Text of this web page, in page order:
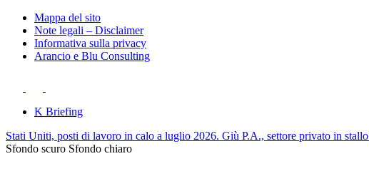
Mappa del sito
Note legali – Disclaimer
Informativa sulla privacy
Arancio e Blu Consulting
K Briefing
Stati Uniti, posti di lavoro in calo a luglio 2026. Giù P.A., settore privato in stallo
Sfondo scuro Sfondo chiaro